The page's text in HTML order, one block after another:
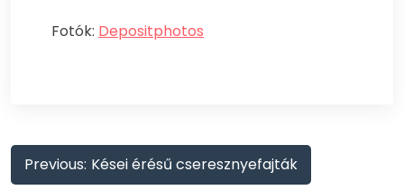
Fotók: Depositphotos
Bejegyzés
Previous: Kései érésű cseresznyefajták